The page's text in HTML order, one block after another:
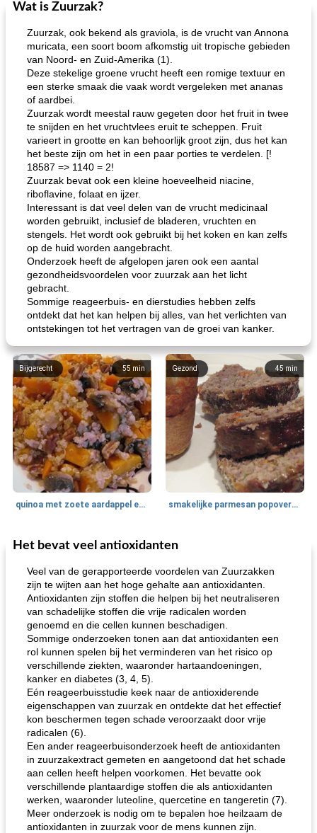
Wat is Zuurzak?
Zuurzak, ook bekend als graviola, is de vrucht van Annona
muricata, een soort boom afkomstig uit tropische gebieden
van Noord- en Zuid-Amerika (1).
Deze stekelige groene vrucht heeft een romige textuur en
een sterke smaak die vaak wordt vergeleken met ananas
of aardbei.
Zuurzak wordt meestal rauw gegeten door het fruit in twee
te snijden en het vruchtvlees eruit te scheppen. Fruit
varieert in grootte en kan behoorlijk groot zijn, dus het kan
het beste zijn om het in een paar porties te verdelen. [!
18587 => 1140 = 2!
Zuurzak bevat ook een kleine hoeveelheid niacine,
riboflavine, folaat en ijzer.
Interessant is dat veel delen van de vrucht medicinaal
worden gebruikt, inclusief de bladeren, vruchten en
stengels. Het wordt ook gebruikt bij het koken en kan zelfs
op de huid worden aangebracht.
Onderzoek heeft de afgelopen jaren ook een aantal
gezondheidsvoordelen voor zuurzak aan het licht
gebracht.
Sommige reageerbuis- en dierstudies hebben zelfs
ontdekt dat het kan helpen bij alles, van het verlichten van
ontstekingen tot het vertragen van de groei van kanker.
55 min
Bijgerecht
quinoa met zoete aardappel en champignons
45min
Gezond
smakelijke parmesan popovers (gezonder!)
40min
One Dish Meal
gemakkelijke rijst en hamburger een gerecht diner
Soepen, stoofschotels en Chili
Het bevat veel antioxidanten
Veel van de gerapporteerde voordelen van Zuurzakken
zijn te wijten aan het hoge gehalte aan antioxidanten.
Antioxidanten zijn stoffen die helpen bij het neutraliseren
van schadelijke stoffen die vrije radicalen worden
genoemd en die cellen kunnen beschadigen.
Sommige onderzoeken tonen aan dat antioxidanten een
rol kunnen spelen bij het verminderen van het risico op
verschillende ziekten, waaronder hartaandoeningen,
kanker en diabetes (3, 4, 5).
Eén reageerbuisstudie keek naar de antioxiderende
eigenschappen van zuurzak en ontdekte dat het effectief
kon beschermen tegen schade veroorzaakt door vrije
radicalen (6).
Een ander reageerbuisonderzoek heeft de antioxidanten
in zuurzakextract gemeten en aangetoond dat het schade
aan cellen heeft helpen voorkomen. Het bevatte ook
verschillende plantaardige stoffen die als antioxidanten
werken, waaronder luteoline, quercetine en tangeretin (7).
Meer onderzoek is nodig om te bepalen hoe heilzaam de
antioxidanten in zuurzak voor de mens kunnen zijn.